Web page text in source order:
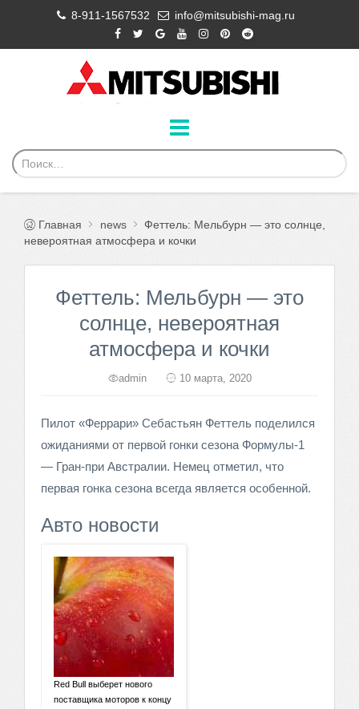
8-911-1567532 info@mitsubishi-mag.ru
Главная news
Феттель: Мельбурн — это солнце,
невероятная атмосфера и кочки
Феттель: Мельбурн — это
солнце, невероятная
атмосфера и кочки
admin 10 марта, 2020
Пилот «Феррари» Себастьян Феттель поделился
ожиданиями от первой гонки сезона Формулы-1
— Гран-при Австралии. Немец отметил, что
первая гонка сезона всегда является особенной.
Авто новости
Red Bull выберет нового
поставщика моторов к концу